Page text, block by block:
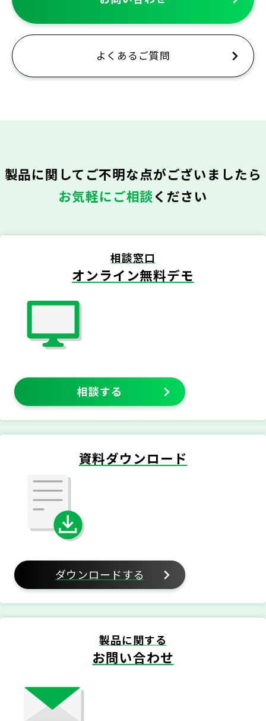
よくあるご質問
製品に関してご不明な点がございましたら
お気軽にご相談ください
相談窓口
オンライン無料デモ
相談する
資料ダウンロード
ダウンロードする
製品に関する
お問い合わせ